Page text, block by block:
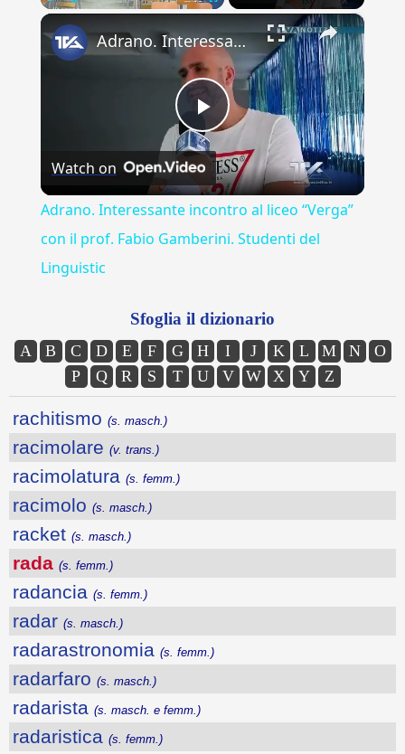
×
Play
Video
Adrano. Interessante incontro al liceo “Verga” con il prof. Fabio Gamberini. Studenti del Linguistic
Watch on
Adrano. Interessante incontro al liceo “Verga”
con il prof. Fabio Gamberini. Studenti del
Linguistic
Sfoglia il dizionario
A B C D E F G H I J K L M N
O
P
Q R S T U V W X Y Z
rachitismo (s. masch.)
racimolare (v. trans.)
racimolatura (s. femm.)
racimolo (s. masch.)
racket (s. masch.)
rada (s. femm.)
radancia (s. femm.)
radar (s. masch.)
radarastronomia (s. femm.)
radarfaro (s. masch.)
radarista (s. masch. e femm.)
radaristica (s. femm.)